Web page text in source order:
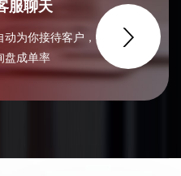
服聊天
为你接待客户，提升客户感
盘成单率